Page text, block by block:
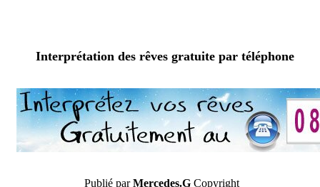
Interprétation des rêves gratuite par téléphone
Publié parMercedes.GCopyright